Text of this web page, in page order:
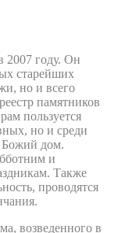
2007 году. Он
старейших
но и всего
памятников
пользуется
но и среди
Божий дом.
и
Также
проводятся
возведенного в